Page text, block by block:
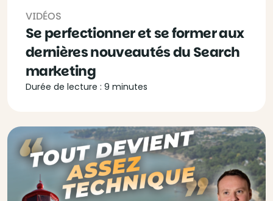
VIDÉOS
Se perfectionner et se former aux
dernières nouveautés du Search
marketing
Durée de lecture : 9 minutes